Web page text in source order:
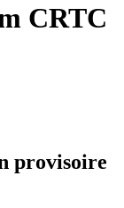
CRTC
provisoire